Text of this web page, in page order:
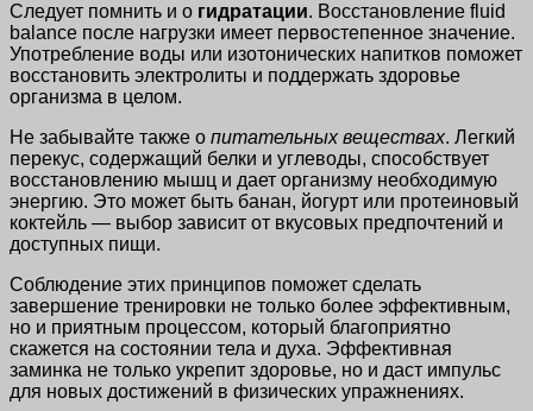
Следует помнить и о гидратации. Восстановление fluid
balance после нагрузки имеет первостепенное значение.
Употребление воды или изотонических напитков поможет
восстановить электролиты и поддержать здоровье
организма в целом.
Не забывайте также о питательных веществах. Легкий
перекус, содержащий белки и углеводы, способствует
восстановлению мышц и дает организму необходимую
энергию. Это может быть банан, йогурт или протеиновый
коктейль — выбор зависит от вкусовых предпочтений и
доступных пищи.
Соблюдение этих принципов поможет сделать
завершение тренировки не только более эффективным,
но и приятным процессом, который благоприятно
скажется на состоянии тела и духа. Эффективная
заминка не только укрепит здоровье, но и даст импульс
для новых достижений в физических упражнениях.